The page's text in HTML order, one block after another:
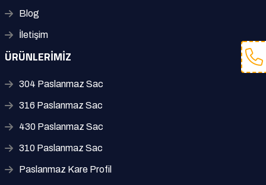
Blog
İletişim
ÜRÜNLERIMIZ
304 Paslanmaz Sac
316 Paslanmaz Sac
430 Paslanmaz Sac
310 Paslanmaz Sac
Paslanmaz Kare Profil